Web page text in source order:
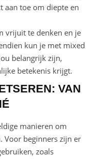
aan toe om diepte en
vrijuit te denken en je
kun je met mixed
belangrijk zijn,
betekenis krijgt.
VAN
manieren om
Voor beginners zijn er
zoals